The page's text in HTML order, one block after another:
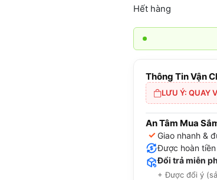
Hết hàng
Thông Tin Vận
LƯU Ý: QUAY
An Tâm Mua
✓ Giao nhanh &
Được hoàn
Đổi trả miễn
+ Được đổi ý